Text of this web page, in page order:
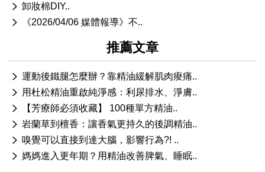
卸妝棉DIY..
《2026/04/06 媒體報導》不..
推薦文章
運動後鐵腿怎麼辦？靠精油緩解肌肉痠痛..
用杜松精油重啟純淨感：利尿排水、淨膚..
【芳療師必須收藏】 100種單方精油..
岩蘭草到檀香：讓香氣更持久的後調精油..
嗅覺可以直接到達大腦，影響行為?! ..
媽媽進入更年期？用精油改善脾氣、睡眠..